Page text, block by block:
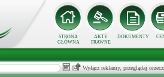
STRONA
GŁÓWNA
AKTY
PRAWNE
DOKUMENTY
Wyłącz reklamy, przeglądaj